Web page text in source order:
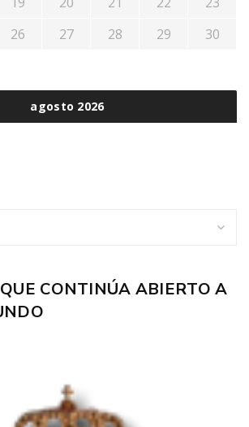
agosto 2026
26 27 28 29
30
CONTINÚA ABIERTO A